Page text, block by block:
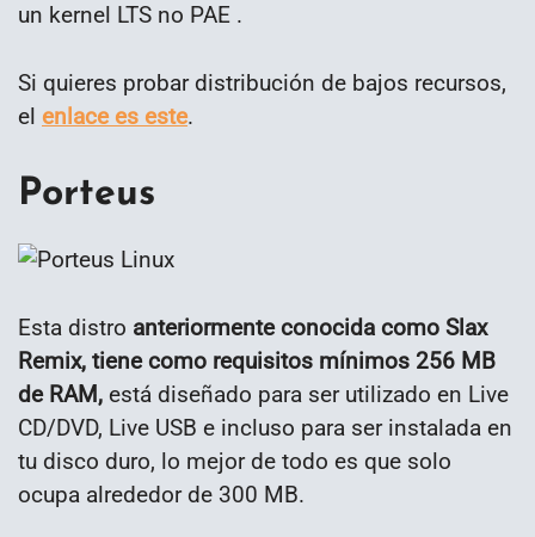
un kernel LTS no PAE .
Si quieres probar distribución de bajos recursos,
el enlace es este.
Porteus
Esta distro anteriormente conocida como Slax
Remix, tiene como requisitos mínimos 256 MB
de RAM, está diseñado para ser utilizado en Live
CD/DVD, Live USB e incluso para ser instalada en
tu disco duro, lo mejor de todo es que solo
ocupa alrededor de 300 MB.